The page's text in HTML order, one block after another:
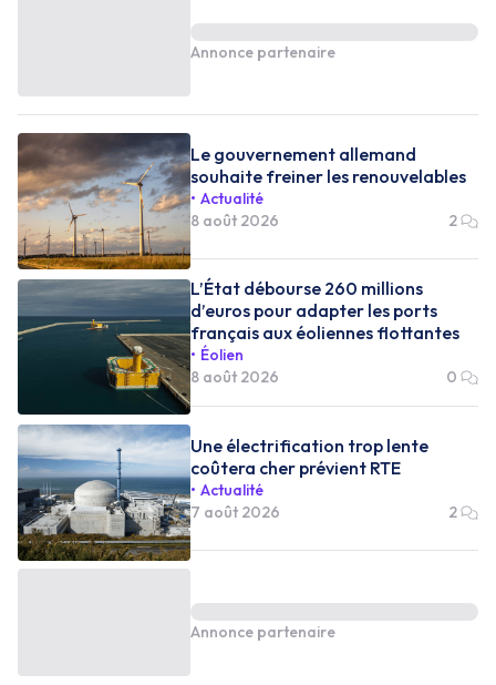
Annonce partenaire
Le gouvernement allemand
souhaite freiner les renouvelables
Actualité
8 août 2026
2
L’État débourse 260 millions
d’euros pour adapter les ports
français aux éoliennes flottantes
Éolien
8 août 2026
0
Une électrification trop lente
coûtera cher prévient RTE
Actualité
7 août 2026
2
Annonce partenaire